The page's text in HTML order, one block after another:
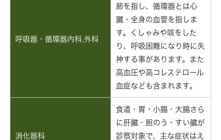
呼吸器・循環器内科,外科
肺を指し、循環器とは心
臓・全身の血管を指しま
す。くしゃみや咳をした
り、呼吸困難になり時に失
神する事があります。また
高血圧や高コレステロール
血症なども含まれます。
消化器科
食道・胃・小腸・大腸さら
に肝臓・胆のう・すい臓が
診察対象で、主な症状はえ